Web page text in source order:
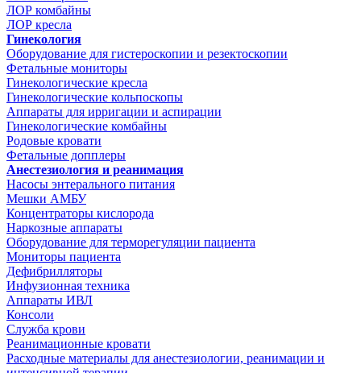
ЛОР комбайны
ЛОР кресла
Гинекология
Оборудование для гистероскопии и резектоскопии
Фетальные мониторы
Гинекологические кресла
Гинекологические кольпоскопы
Аппараты для ирригации и аспирации
Гинекологические комбайны
Родовые кровати
Фетальные допплеры
Анестезиология и реанимация
Насосы энтерального питания
Мешки АМБУ
Концентраторы кислорода
Наркозные аппараты
Оборудование для терморегуляции пациента
Мониторы пациента
Дефибрилляторы
Инфузионная техника
Аппараты ИВЛ
Консоли
Служба крови
Реанимационные кровати
Расходные материалы для анестезиологии, реанимации и